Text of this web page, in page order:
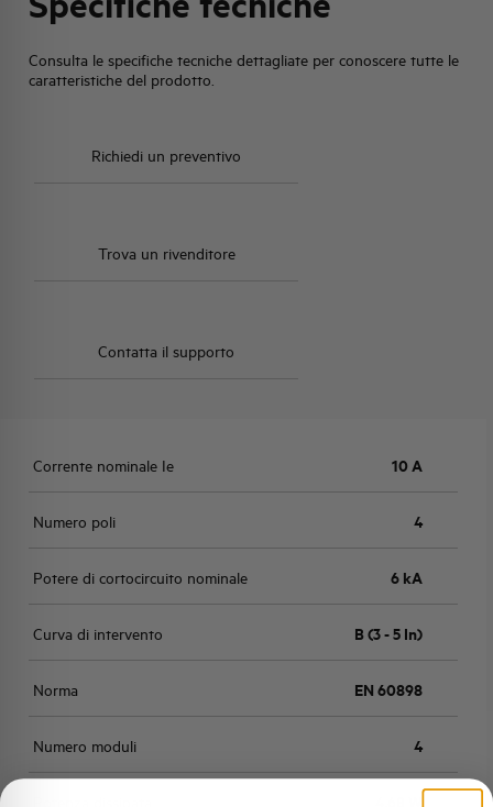
Consulta le specifiche tecniche dettagliate per conoscere tutte le
caratteristiche del prodotto.
Richiedi un preventivo
Trova un rivenditore
Contatta il supporto
Corrente nominale Ie 10 A
Numero poli 4
Potere di cortocircuito nominale 6 kA
Curva di intervento B (3 - 5 In)
Norma EN 60898
Numero moduli 4